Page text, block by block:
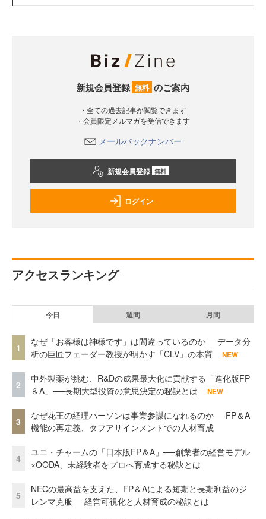
新規会員登録 無料 のご案内
・全ての過去記事が閲覧できます
・会員限定メルマガを受信できます
メールバックナンバー
新規会員登録 無料
ログイン
アクセスランキング
今日 週間 月間
1
なぜ「お客様は神様です」は間違っているのか──データ分
析の巨匠フェーダー教授が明かす「CLV」の本質
NEW
2
中外製薬が挑む、R&Dの成果最大化に貢献する「進化版FP
＆A」──長期大型投資の意思決定の秘訣とは
NEW
3
なぜ花王の経理パーソンは事業参謀になれるのか──FP＆A
機能の再定義、タフアサインメントでの人材育成
4
ユニ・チャームの「日本版FP＆A」──創業者の経営モデル
×OODA、未経験者をプロへ育成する秘訣とは
5
NECの最高益を支えた、FP＆Aによる短期と長期利益のジ
レンマ克服──経営可視化と人材育成の秘訣とは